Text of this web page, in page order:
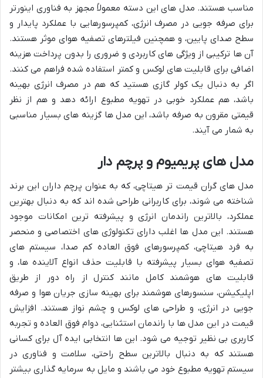
مناسب هستند. مدل های این دسته معمولاً مجهز به فناوری اینورتر
برای صرفه جویی در مصرف انرژی، کمپرسورهایی با عملکرد پایدار و
سطح صدای پایین، و همچنین فیلترهای تصفیه هوای موثر هستند.
آن ها ترکیبی از ویژگی های کاربردی و ضروری را بدون پرداخت هزینه
اضافی برای قابلیت های لوکس و کمتر استفاده شده فراهم می کنند.
اگر به دنبال یک کولر گازی هستید که هم در مصرف انرژی بهینه
باشد، هم عملکرد خوبی در تهویه مطبوع ارائه دهد و هم از نظر
قیمتی مقرون به صرفه باشد، این مدل ها گزینه های بسیار مناسبی
به شمار می آیند.
مدل های پریمیوم و پرچم دار
مدل های گران قیمت تر هیتاچی، که به عنوان پرچم داران این برند
شناخته می شوند، برای کاربرانی طراحی شده اند که به دنبال بهترین
عملکرد، بالاترین راندمان انرژی و پیشرفته ترین امکانات موجود
هستند. این مدل ها اغلب دارای تکنولوژی های اختصاصی و منحصر
به فرد هیتاچی، کمپرسورهای فوق العاده کم صدا، سیستم های
تصفیه هوای بسیار پیشرفته با قابلیت حذف انواع آلاینده ها، و
قابلیت های هوشمند کامل مانند کنترل از راه دور از طریق
اپلیکیشن، سنسورهای هوشمند برای بهینه سازی جریان هوا و صرفه
جویی در انرژی، و طراحی های لوکس و چشم نواز هستند. افزایش
قیمت در این مدل ها با راندمان استثنایی، دوام فوق العاده و تجربه
کاربری بی نظیر توجیه می شود. این ها انتخابی ایده آل برای کسانی
هستند که به دنبال بالاترین سطح راحتی، سلامت و فناوری در
سیستم تهویه مطبوع خود می باشند و مایل به سرمایه گذاری بیشتر